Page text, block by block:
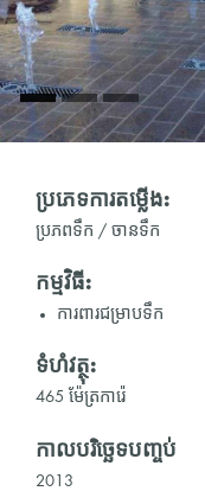
ប្រភេទការតម្លើង:
ប្រភពទឹក / ចានទឹក
កម្មវិធី:
ការពារជម្រាបទឹក
ទំហំវត្ថុ:
465 ម៉ែត្រការ៉េ
កាលបរិច្ឆេទបញ្ចប់
2013